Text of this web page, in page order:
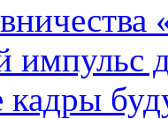
импульс